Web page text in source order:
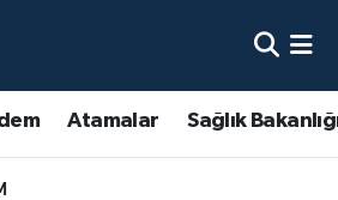
Atamalar Sağlık